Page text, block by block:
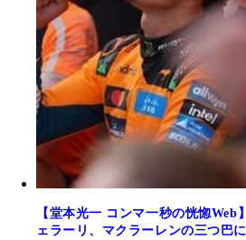
【堂本光一 コンマ一秒の恍惚Web
ェラーリ、マクラーレンの三つ巴